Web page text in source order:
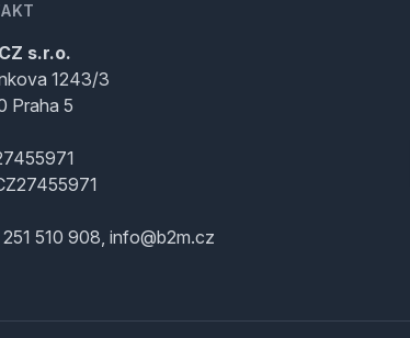
s.r.o.
1243/3
Praha 5
510 908, info@b2m.cz